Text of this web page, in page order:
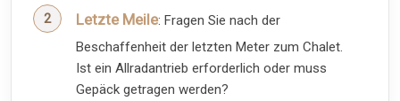
Letzte Meile: Fragen Sie nach der
Beschaffenheit der letzten Meter zum Chalet.
Ist ein Allradantrieb erforderlich oder muss
Gepäck getragen werden?